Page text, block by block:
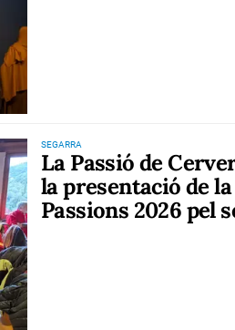
SEGARRA
La Passió de
la presentació de
Passions 2026 pel